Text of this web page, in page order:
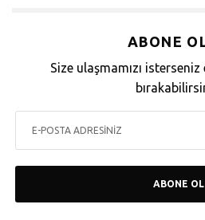
ABONE
Size ulaşmamızı
ABONE OL